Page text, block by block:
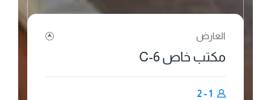
العارض
مكتب خاص 6-C
1 - 2